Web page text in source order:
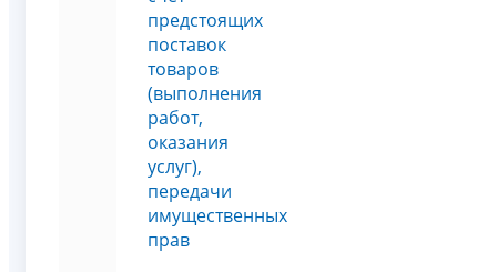
предстоящих
поставок
товаров
(выполнения
работ,
оказания
услуг),
передачи
имущественных
прав